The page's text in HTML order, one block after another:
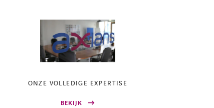
ONZE VOLLEDIGE EXPERTISE
BEKIJK